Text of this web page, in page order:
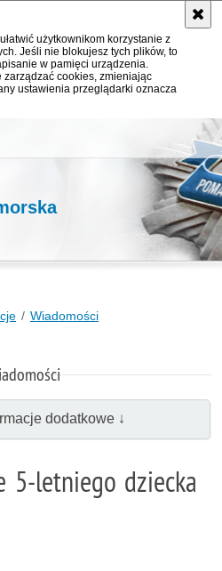
użytkownikom korzystanie z
Jeśli nie blokujesz tych plików, to
w pamięci urządzenia.
zarządzać cookies, zmieniając
ustawienia przeglądarki oznacza
Wiadomości
dodatkowe ↓
5-letniego dziecka